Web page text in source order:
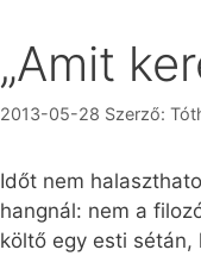
„Amit
2013-05-28 Szerző:
Időt nem
hangnál: nem a
költő egy esti sétán,